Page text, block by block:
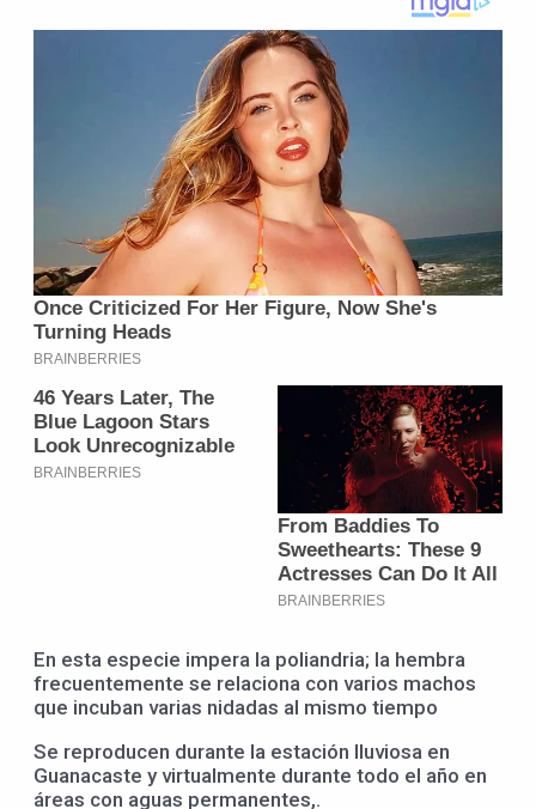
En esta especie impera la poliandria; la hembra
frecuentemente se relaciona con varios machos
que incuban varias nidadas al mismo tiempo
Se reproducen durante la estación lluviosa en
Guanacaste y virtualmente durante todo el año en
áreas con aguas permanentes,.